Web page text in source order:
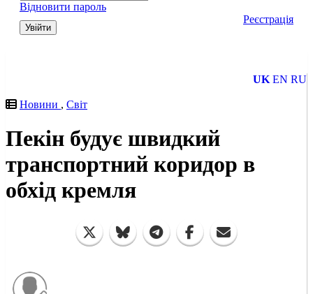
Відновити пароль
Увійти
Реєстрація
UK EN RU
Новини , Світ
Пекін будує швидкий
транспортний коридор в
обхід кремля